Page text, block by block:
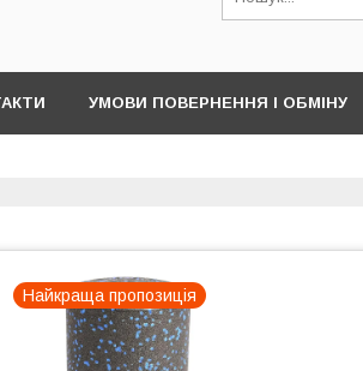
УМОВИ ПОВЕРНЕННЯ І ОБМІНУ
Найкраща пропозиція